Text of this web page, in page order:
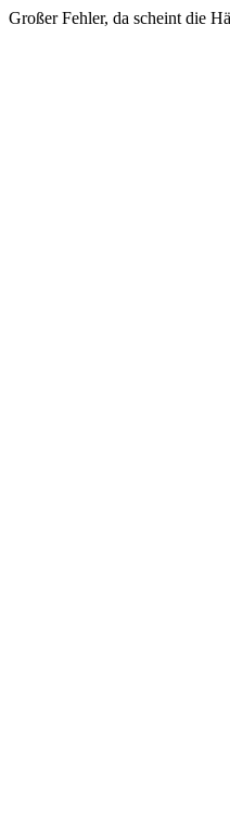
Großer Fehler, da scheint die